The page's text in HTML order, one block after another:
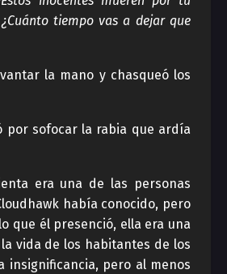
¿Cuánto tiempo vas a dejar que
la mano y chasqueó los
por sofocar la rabia que ardía
era una de las personas
había conocido, pero
que él presenció, ella era una
vida de los habitantes de los
insignificancia, pero al menos